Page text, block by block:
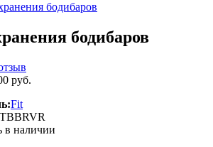
бодибаров
руб.
Fit
в наличии